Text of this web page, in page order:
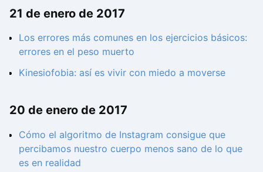
21 de enero de 2017
Los errores más comunes en los ejercicios básicos:
errores en el peso muerto
Kinesiofobia: así es vivir con miedo a moverse
20 de enero de 2017
Cómo el algoritmo de Instagram consigue que
percibamos nuestro cuerpo menos sano de lo que
es en realidad